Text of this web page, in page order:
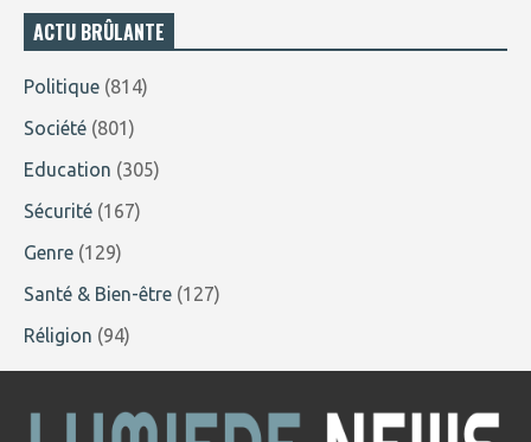
ACTU BRÛLANTE
Politique (814)
Société (801)
Education (305)
Sécurité (167)
Genre (129)
Santé & Bien-être (127)
Réligion (94)